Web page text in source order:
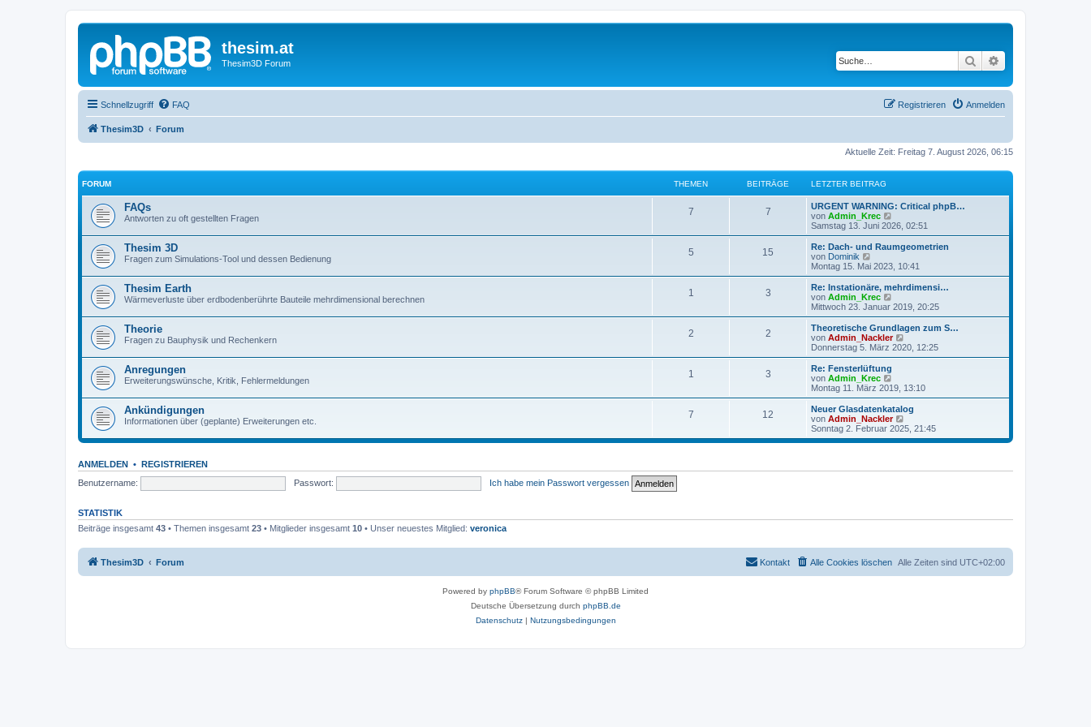
thesim.at
Thesim3D Forum Suche
Schnellzugriff FAQ Anmelden
Registrieren
Thesim3D Forum
Aktuelle Zeit: Freitag 7. August 2026, 06:15
FORUM THEMEN BEITRÄGE LETZTER BEITRAG
FAQs
Antworten zu oft gestellten Fragen
7 7
URGENT WARNING: Critical phpB…
von Admin_Krec
e
u
e
t
e
B
e
i
r
a
g
Samstag 13. Juni 2026, 02:51
Thesim 3D
Fragen zum Simulations-Tool und dessen Bedienung
5 15
Re: Dach- und Raumgeometrien
von Dominik
e
u
e
s
t
r
B
e
i
r
a
g
Montag 15. Mai 2023, 10:41
Thesim Earth
Wärmeverluste über erdbodenberührte Bauteile mehrdimensional berechnen
1 3
Re: Instationäre, mehrdimensi…
von Admin_Krec
e
u
e
s
t
e
i
r
a
g
Mittwoch 23. Januar 2019, 20:25
Theorie
Fragen zu Bauphysik und Rechenkern
2 2
Theoretische Grundlagen zum S…
von Admin_Nackler
e
u
t
B
e
i
t
g
Donnerstag 5. März 2020, 12:25
Anregungen
Erweiterungswünsche, Kritik, Fehlermeldungen
1 3
Re: Fensterlüftung
von Admin_Krec
e
u
e
s
t
r
i
Montag 11. März 2019, 13:10
Ankündigungen
Informationen über (geplante) Erweiterungen etc.
7 12
Neuer Glasdatenkatalog
von Admin_Nackler
e
u
Sonntag 2. Februar 2025, 21:45
ANMELDEN • REGISTRIEREN
Benutzername:
Passwort: Ich habe mein Passwort vergessen
STATISTIK
Beiträge insgesamt 43 • Themen insgesamt 23 • Mitglieder insgesamt 10 • Unser neuestes Mitglied: veronica
Thesim3D Forum Alle Zeiten sind UTC+02:00
Alle Cookies löschen
Kontakt
Powered by phpBB® Forum Software © phpBB Limited
Deutsche Übersetzung durch phpBB.de
Datenschutz| Nutzungsbedingungen